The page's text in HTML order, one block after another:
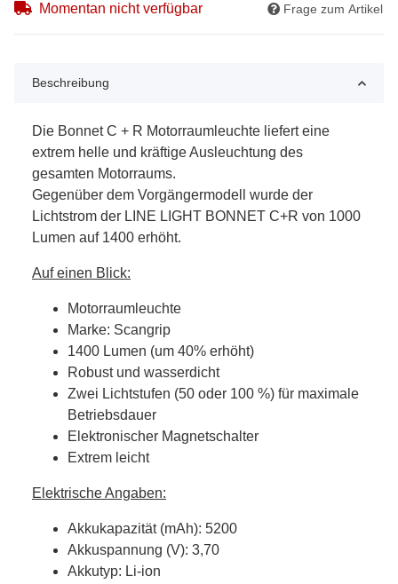
Momentan nicht verfügbar Frage zum Artikel
Beschreibung
Die Bonnet C + R Motorraumleuchte liefert eine
extrem helle und kräftige Ausleuchtung des
gesamten Motorraums.
Gegenüber dem Vorgängermodell wurde der
Lichtstrom der LINE LIGHT BONNET C+R von 1000
Lumen auf 1400 erhöht.
Auf einen Blick:
Motorraumleuchte
Marke: Scangrip
1400 Lumen (um 40% erhöht)
Robust und wasserdicht
Zwei Lichtstufen (50 oder 100 %) für maximale
Betriebsdauer
Elektronischer Magnetschalter
Extrem leicht
Elektrische Angaben:
Akkukapazität (mAh): 5200
Akkuspannung (V): 3,70
Akkutyp: Li-ion